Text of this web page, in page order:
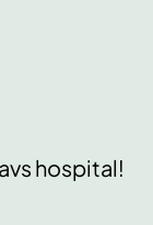
hospital!